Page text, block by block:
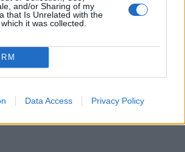
and/or Sharing of my
that Is Unrelated with the
it was collected.
Data Access Privacy Policy